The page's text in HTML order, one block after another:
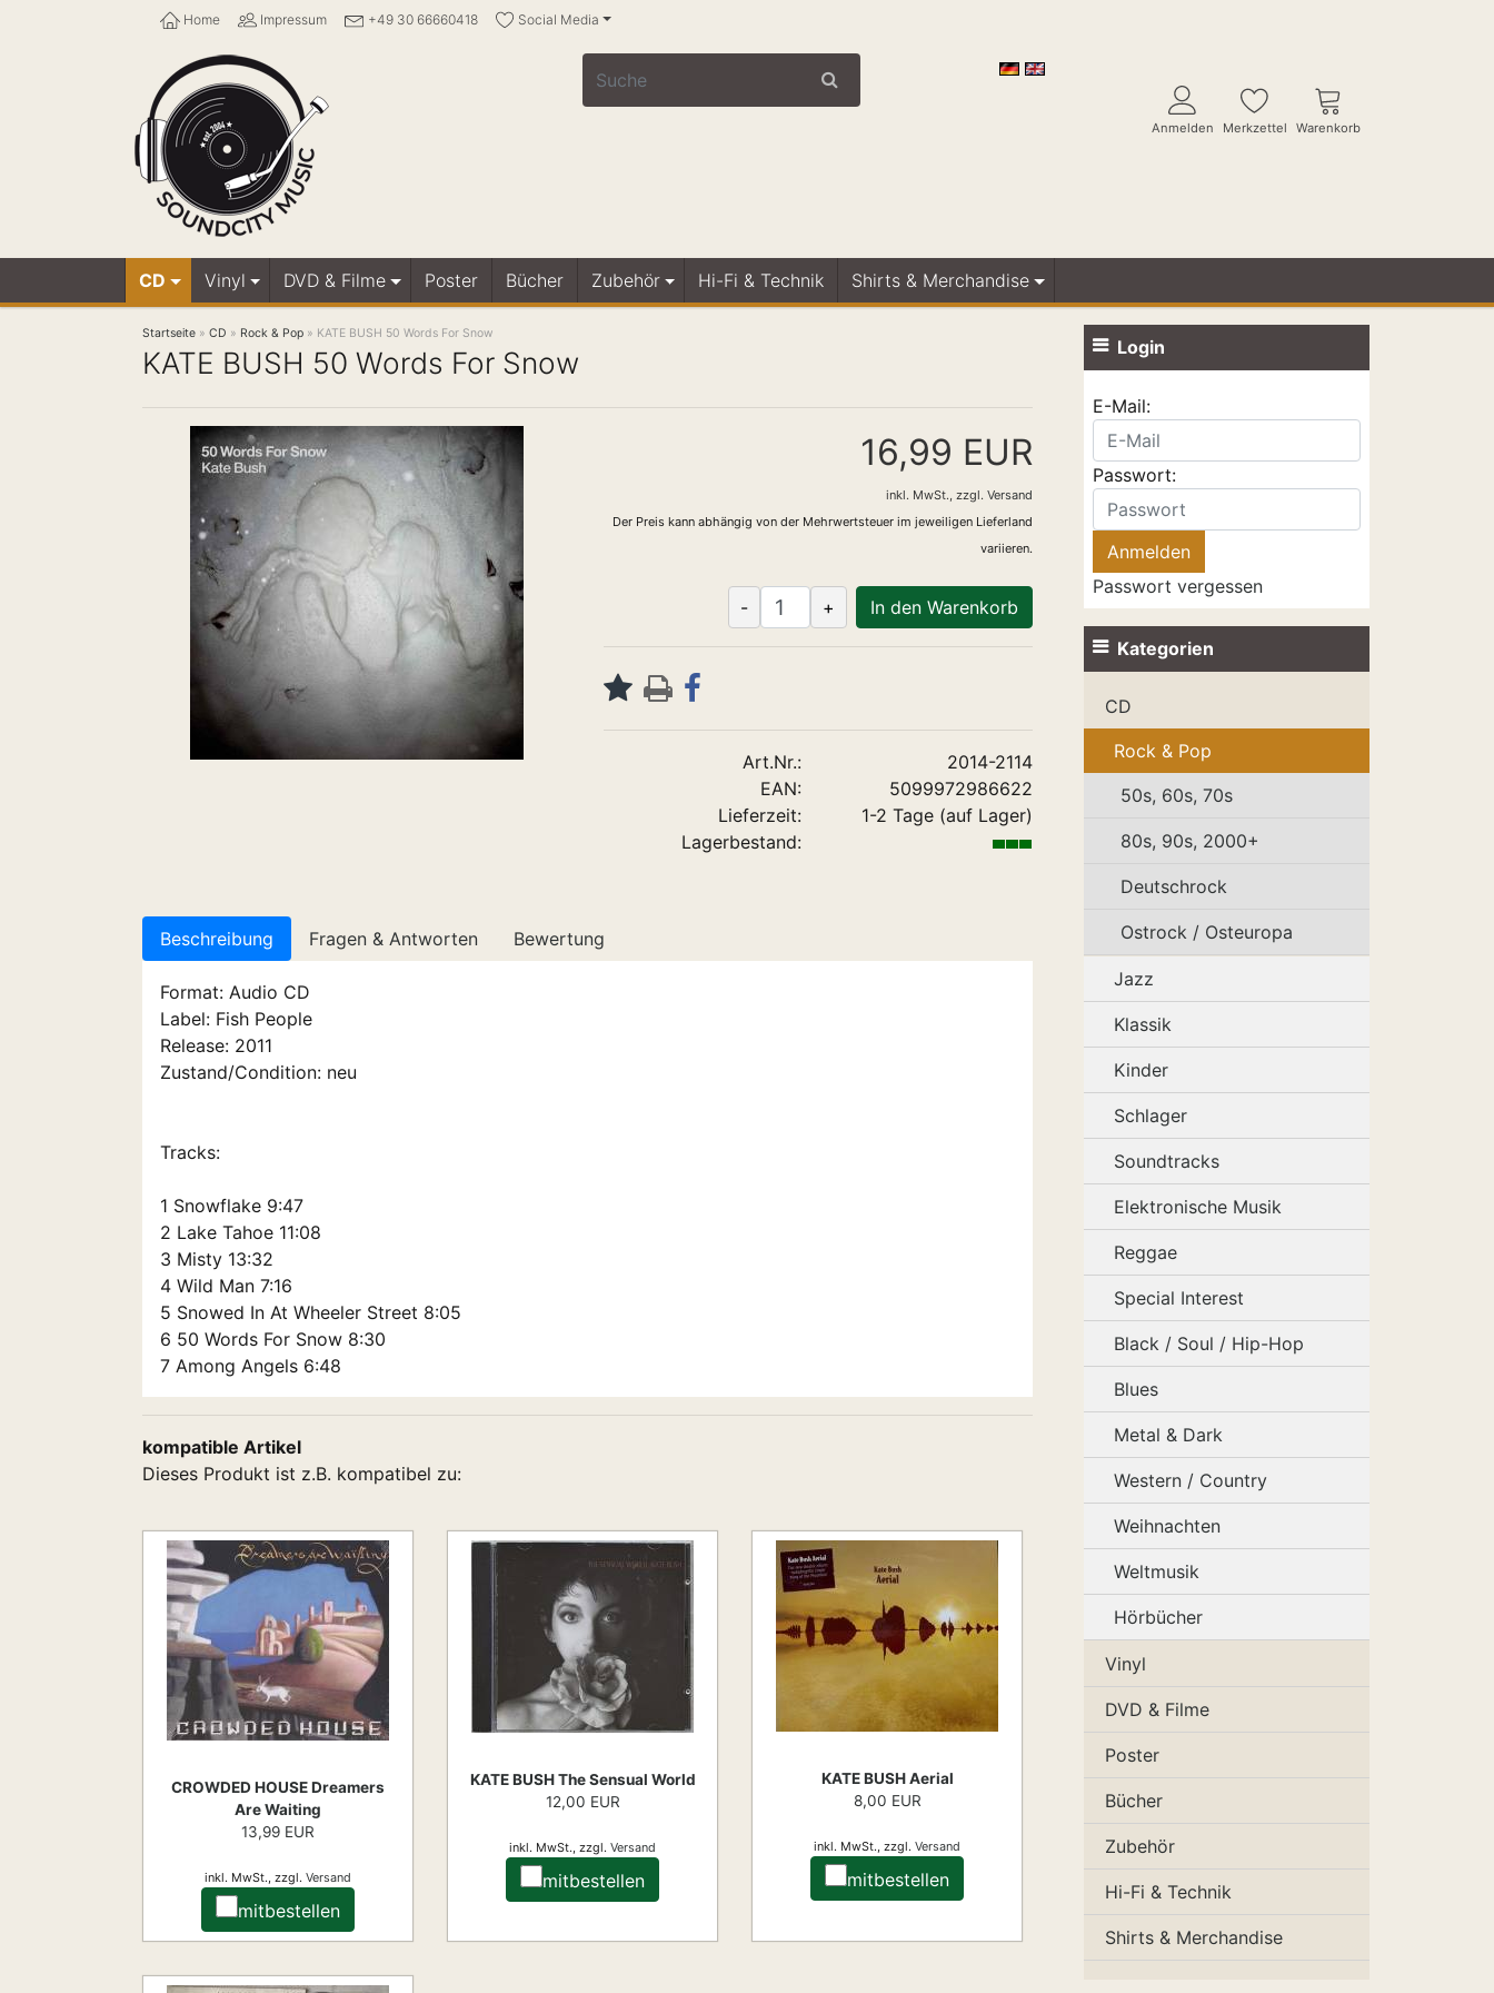
Home Impressum +49 30 66660418 Social Media
Anmelden Merkzettel Warenkorb
CD Vinyl DVD & Filme Poster Bücher Zubehör Hi-Fi & Technik Shirts & Merchandise
Startseite » CD » Rock & Pop » KATE BUSH 50 Words For Snow
KATE BUSH 50 Words For Snow
16,99 EUR
inkl. MwSt., zzgl. Versand
Der Preis kann abhängig von der Mehrwertsteuer im jeweiligen Lieferland
variieren.
- + In den Warenkorb
Art.Nr.:
2014-2114
EAN:
5099972986622
Lieferzeit:
1-2 Tage (auf Lager)
Lagerbestand:
Beschreibung Fragen & Antworten Bewertung
Format: Audio CD
Label: Fish People
Release: 2011
Zustand/Condition: neu
Tracks:
1 Snowflake 9:47
2 Lake Tahoe 11:08
3 Misty 13:32
4 Wild Man 7:16
5 Snowed In At Wheeler Street 8:05
6 50 Words For Snow 8:30
7 Among Angels 6:48
kompatible Artikel
Dieses Produkt ist z.B. kompatibel zu:
CROWDED HOUSE Dreamers
Are Waiting
13,99 EUR
inkl. MwSt., zzgl.Versand
mitbestellen
KATE BUSH The Sensual World
12,00 EUR
inkl. MwSt., zzgl.Versand
mitbestellen
KATE BUSH Aerial
8,00 EUR
inkl. MwSt., zzgl.Versand
mitbestellen
Login
E-Mail:
Passwort:
Passwort vergessen
Kategorien
CD
Rock & Pop
50s, 60s, 70s
80s, 90s, 2000+
Deutschrock
Ostrock / Osteuropa
Jazz
Klassik
Kinder
Schlager
Soundtracks
Elektronische Musik
Reggae
Special Interest
Black / Soul / Hip-Hop
Blues
Metal & Dark
Western / Country
Weihnachten
Weltmusik
Hörbücher
Vinyl
DVD & Filme
Poster
Bücher
Zubehör
Hi-Fi & Technik
Shirts & Merchandise